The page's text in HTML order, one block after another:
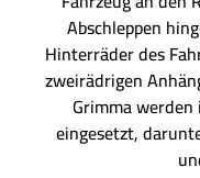
Abschleppen
Hinterräder des
zweirädrigen
Grimma
eingesetzt,